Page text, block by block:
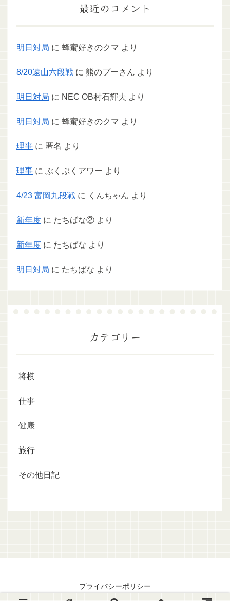
最近のコメント
明日対局 に 蜂蜜好きのクマ より
8/20遠山六段戦 に 熊のプーさん より
明日対局 に NEC OB村石輝夫 より
明日対局 に 蜂蜜好きのクマ より
理事 に 匿名 より
理事 に ぶくぶくアワー より
4/23 富岡九段戦 に くんちゃん より
新年度 に たちばな② より
新年度 に たちばな より
明日対局 に たちばな より
カテゴリー
将棋
仕事
健康
旅行
その他日記
プライバシーポリシー